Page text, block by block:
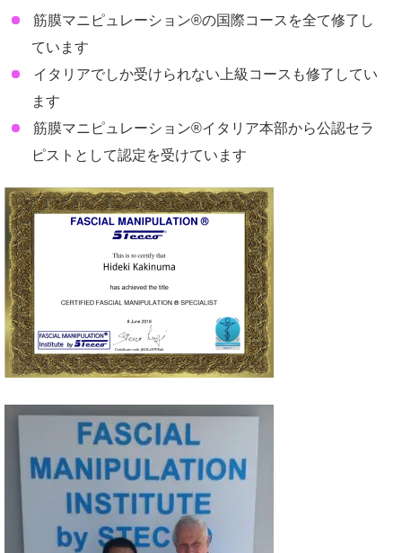
筋膜マニピュレーション®の国際コースを全て修了し
ています
イタリアでしか受けられない上級コースも修了してい
ます
筋膜マニピュレーション®イタリア本部から公認セラ
ピストとして認定を受けています